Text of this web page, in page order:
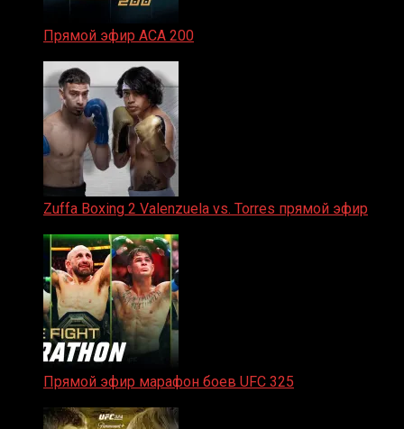
Прямой эфир ACA 200
Zuffa Boxing 2 Valenzuela vs. Torres прямой эфир
Прямой эфир марафон боев UFC 325